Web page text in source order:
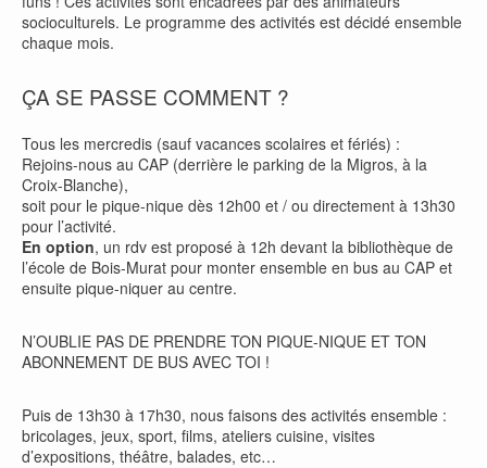
socioculturels. Le programme des activités est décidé ensemble
chaque mois.
ÇA SE PASSE COMMENT ?
Tous les mercredis (sauf vacances scolaires et fériés) :
Rejoins-nous au CAP (derrière le parking de la Migros, à la
Croix-Blanche),
soit pour le pique-nique dès 12h00 et / ou directement à 13h30
pour l’activité.
En option, un rdv est proposé à 12h devant la bibliothèque de
l’école de Bois-Murat pour monter ensemble en bus au CAP et
ensuite pique-niquer au centre.
N’OUBLIE PAS DE PRENDRE TON PIQUE-NIQUE ET TON
ABONNEMENT DE BUS AVEC TOI !
Puis de 13h30 à 17h30, nous faisons des activités ensemble :
bricolages, jeux, sport, films, ateliers cuisine, visites
d’expositions, théâtre, balades, etc…